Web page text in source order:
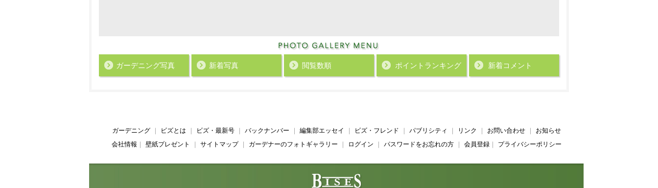
ガーデニング写真 新着写真 閲覧数順 ポイント ランキング 新着コメント
ガーデニング｜ ビズとは ビズ・最新号｜ バックナンバー 編集部エッセイ ビズ・フレンド パブリシティ リンク お問い合わせ｜ お知らせ
会社情報
壁紙プレゼント サイトマップ｜ ガーデナーのフォトギャラリー ログイン パスワードをお忘れの方｜ 会員登録｜ プライバシーポリシー